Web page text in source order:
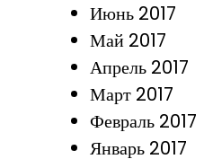
Июнь 2017
Май 2017
Апрель 2017
Март 2017
Февраль 2017
Январь 2017